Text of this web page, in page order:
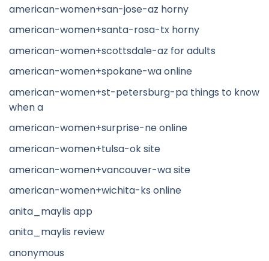
american-women+san-jose-az horny
american-women+santa-rosa-tx horny
american-women+scottsdale-az for adults
american-women+spokane-wa online
american-women+st-petersburg-pa things to know
when a
american-women+surprise-ne online
american-women+tulsa-ok site
american-women+vancouver-wa site
american-women+wichita-ks online
anita_maylis app
anita_maylis review
anonymous